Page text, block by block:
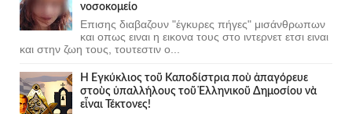
νοσοκομείο
Επισης διαβαζουν "έγκυρες πήγες" μισάνθρωπων
και οπως ειναι η εικονα τους στο ιντερνετ ετσι ειναι
και στην ζωη τους, τουτεστιν ο...
Ἡ Ἐγκύκλιος τοῦ Καποδίστρια ποὺ ἀπαγόρευε
στοὺς ὑπαλλήλους τοῦ Ἑλληνικοῦ Δημοσίου νὰ
εἶναι Τέκτονες!